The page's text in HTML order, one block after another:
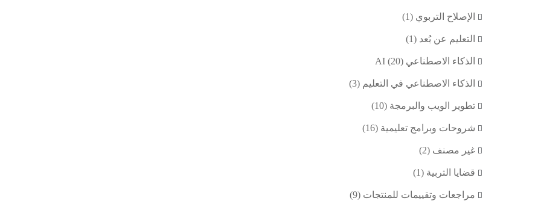
الإصلاح التربوي (1)
التعليم عن بُعد (1)
الذكاء الاصطناعي AI (20)
الذكاء الاصطناعي في التعليم (3)
تطوير الويب والبرمجة (10)
شروحات وبرامج تعليمية (16)
غير مصنف (2)
قضايا التربية (1)
مراجعات وتقييمات للمنتجات (9)